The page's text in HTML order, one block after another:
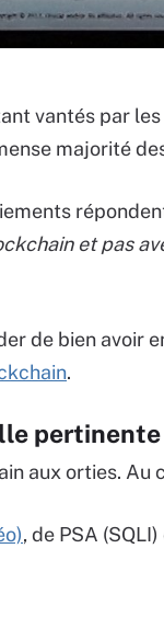
vantés par
majorité
et pas
de bien avoir
.
aux orties. Au
, de PSA (SQLI)